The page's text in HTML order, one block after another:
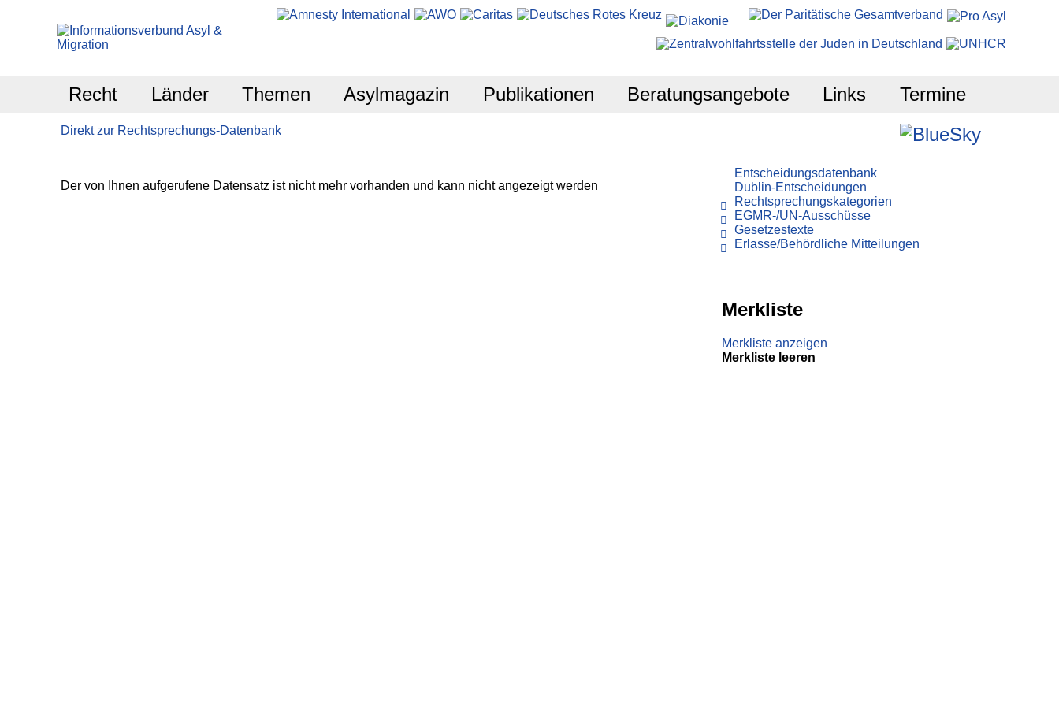
Recht Länder Themen Asylmagazin Publikationen Beratungsangebote Links Termine
Direkt zur Rechtsprechungs-Datenbank
Der von Ihnen aufgerufene Datensatz ist nicht mehr vorhanden und kann nicht angezeigt werden
Entscheidungsdatenbank
Dublin-Entscheidungen
Rechtsprechungskategorien
EGMR-/UN-Ausschüsse
Gesetzestexte
Erlasse/Behördliche Mitteilungen
Merkliste
Merkliste anzeigen
Merkliste leeren